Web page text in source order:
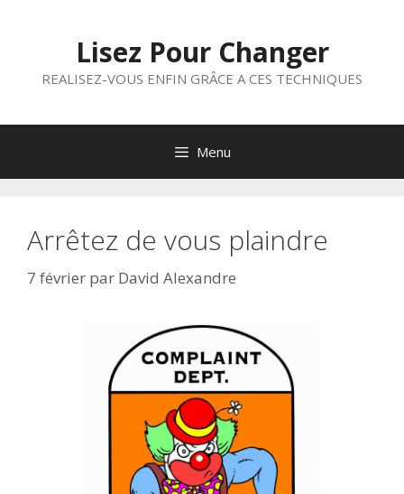
Lisez Pour Changer
REALISEZ-VOUS ENFIN GRÂCE A CES TECHNIQUES
Menu
Arrêtez de vous plaindre
7 février par David Alexandre